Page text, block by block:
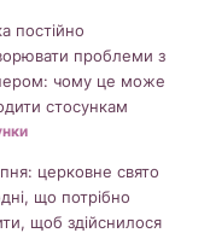
постійно
проблеми з
чому це може
стосункам
церковне свято
що потрібно
щоб здійснилося